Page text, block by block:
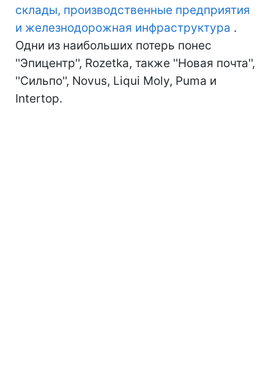
склады, производственные предприятия
и железнодорожная инфраструктура .
Одни из наибольших потерь понес
''Эпицентр'', Rozetka, также ''Новая почта'',
''Сильпо'', Novus, Liqui Moly, Puma и
Intertop.